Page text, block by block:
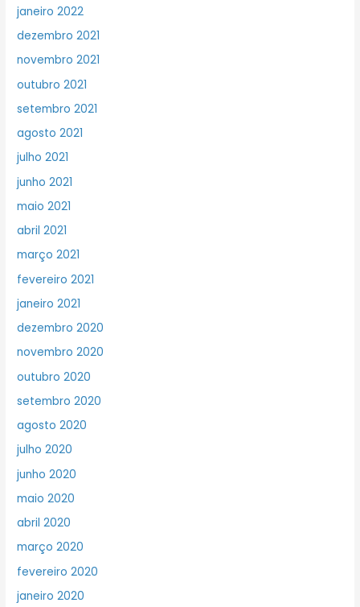
janeiro 2022
dezembro 2021
novembro 2021
outubro 2021
setembro 2021
agosto 2021
julho 2021
junho 2021
maio 2021
abril 2021
março 2021
fevereiro 2021
janeiro 2021
dezembro 2020
novembro 2020
outubro 2020
setembro 2020
agosto 2020
julho 2020
junho 2020
maio 2020
abril 2020
março 2020
fevereiro 2020
janeiro 2020